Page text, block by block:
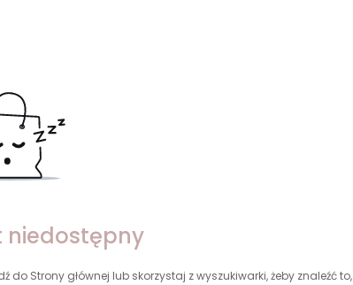
niedostępny
do Strony głównej lub skorzystaj z wyszukiwarki, żeby znaleźć to,